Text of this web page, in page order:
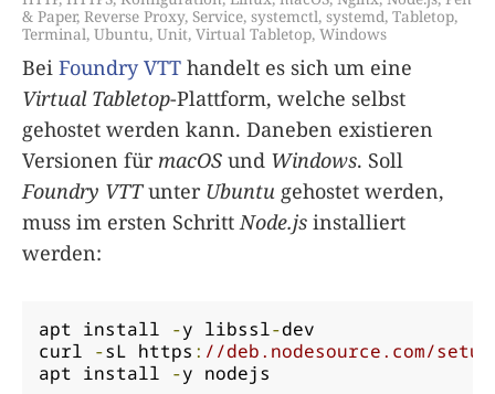
& Paper, Reverse Proxy, Service, systemctl, systemd, Tabletop,
Terminal, Ubuntu, Unit, Virtual Tabletop, Windows
Bei Foundry VTT handelt es sich um eine
Virtual Tabletop-Plattform, welche selbst
gehostet werden kann. Daneben existieren
Versionen für macOS und Windows. Soll
Foundry VTTunter Ubuntu gehostet werden,
muss im ersten Schritt Node.js installiert
werden:
apt install -y libssl-dev
curl -sL https : //deb.nodesource.com/
apt install -y nodejs